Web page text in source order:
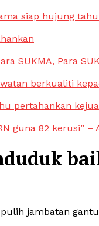
siap hujung
SUKMA, Para
berkualiti
pertahankan
guna 82 kerusi” –
jambatan